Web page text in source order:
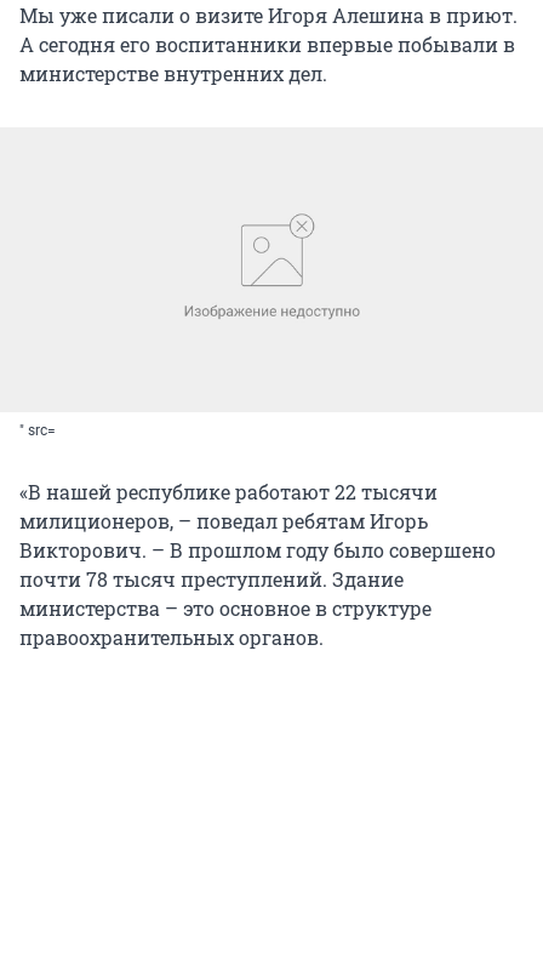
Мы уже писали о визите Игоря Алешина в приют.
А сегодня его воспитанники впервые побывали в
министерстве внутренних дел.
" src=
«В нашей республике работают 22 тысячи
милиционеров, – поведал ребятам Игорь
Викторович. – В прошлом году было совершено
почти 78 тысяч преступлений. Здание
министерства – это основное в структуре
правоохранительных органов.